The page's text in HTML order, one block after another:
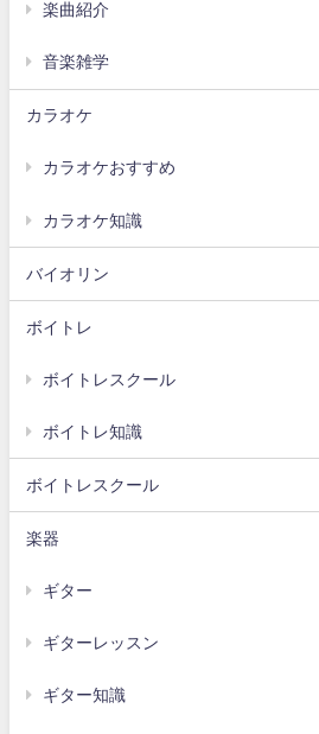
楽曲紹介
音楽雑学
カラオケ
カラオケおすすめ
カラオケ知識
バイオリン
ボイトレ
ボイトレスクール
ボイトレ知識
ボイトレスクール
楽器
ギター
ギターレッスン
ギター知識